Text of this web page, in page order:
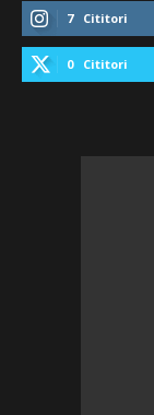
7 Cititori
0 Cititori